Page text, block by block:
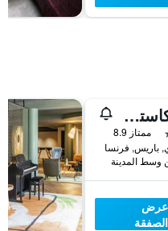
فندق لانكاستر باريس شانزليزيه
ممتاز 8.9
عرض
الصفقة